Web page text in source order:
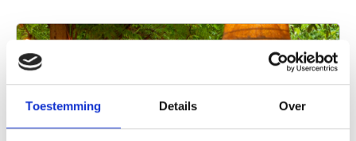
Toestemming Details Over